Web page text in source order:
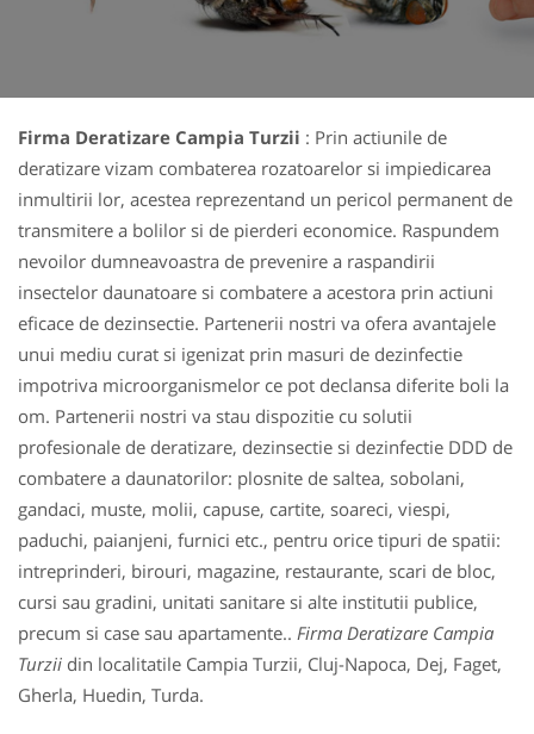
Firma Deratizare Campia Turzii : Prin actiunile de
deratizare vizam combaterea rozatoarelor si impiedicarea
inmultirii lor, acestea reprezentand un pericol permanent de
transmitere a bolilor si de pierderi economice. Raspundem
nevoilor dumneavoastra de prevenire a raspandirii
insectelor daunatoare si combatere a acestora prin actiuni
eficace de dezinsectie. Partenerii nostri va ofera avantajele
unui mediu curat si igenizat prin masuri de dezinfectie
impotriva microorganismelor ce pot declansa diferite boli la
om. Partenerii nostri va stau dispozitie cu solutii
profesionale de deratizare, dezinsectie si dezinfectie DDD de
combatere a daunatorilor: plosnite de saltea, sobolani,
gandaci, muste, molii, capuse, cartite, soareci, viespi,
paduchi, paianjeni, furnici etc., pentru orice tipuri de spatii:
intreprinderi, birouri, magazine, restaurante, scari de bloc,
cursi sau gradini, unitati sanitare si alte institutii publice,
precum si case sau apartamente.. Firma Deratizare Campia
Turzii din localitatile Campia Turzii, Cluj-Napoca, Dej, Faget,
Gherla, Huedin, Turda.